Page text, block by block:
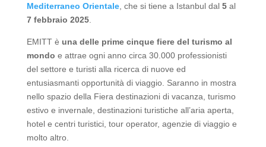
Mediterraneo Orientale, che si tiene a Istanbul dal5 al
7 febbraio 2025.
EMITT è una delle prime cinque fiere del turismo al
mondo e attrae ogni anno circa 30.000 professionisti
del settore e turisti alla ricerca di nuove ed
entusiasmanti opportunità di viaggio. Saranno in mostra
nello spazio della Fiera destinazioni di vacanza, turismo
estivo e invernale, destinazioni turistiche all’aria aperta,
hotel e centri turistici, tour operator, agenzie di viaggio e
molto altro.